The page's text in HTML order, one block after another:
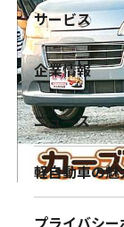
サービス
企業情報
ニュース
軽自動車の魅
プライバシー
営
営
営